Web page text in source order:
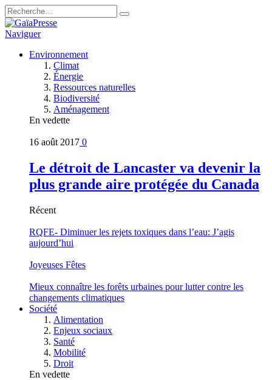
Naviguer
Environnement
Climat
Énergie
Ressources naturelles
Biodiversité
Aménagement
En vedette
16 août 2017 0
Le détroit de Lancaster va devenir la
plus grande aire protégée du Canada
Récent
RQFE- Diminuer les rejets toxiques dans l’eau: J’agis
aujourd’hui
Joyeuses Fêtes
Mieux connaître les forêts urbaines pour lutter contre les
changements climatiques
Société
Alimentation
Enjeux sociaux
Santé
Mobilité
Droit
En vedette